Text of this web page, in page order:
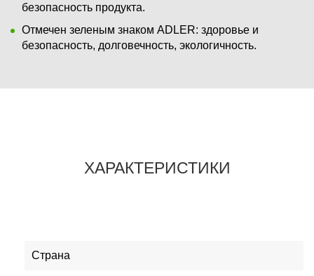
безопасность продукта.
Отмечен зеленым знаком ADLER: здоровье и
безопасность, долговечность, экологичность.
ХАРАКТЕРИСТИКИ
Страна